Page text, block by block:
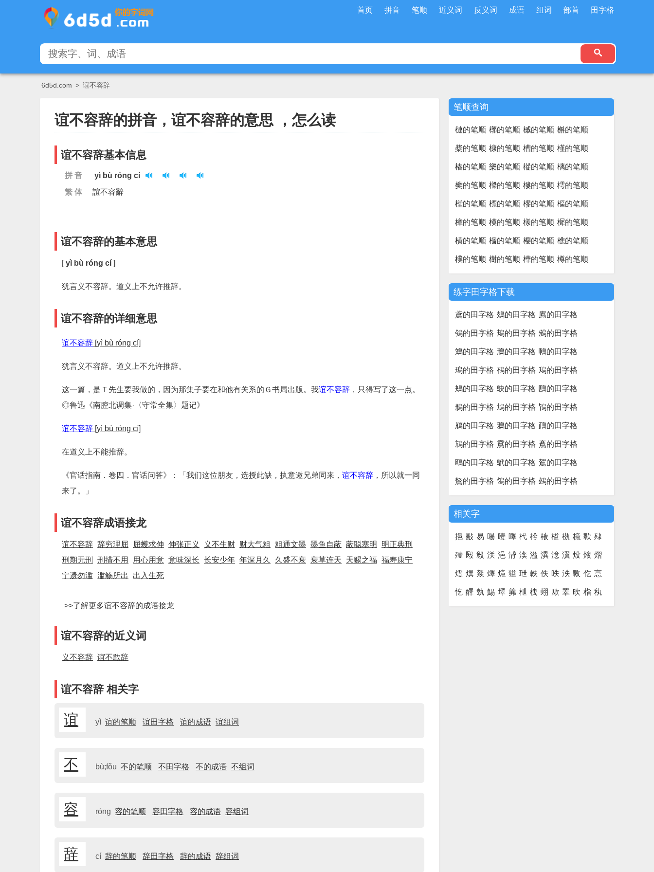
首页 拼音 笔顺 近义词 反义词 成语 组词 部首 田字格
6d5d.com > 谊不容辞
谊不容辞的拼音，谊不容辞的意思 ，怎么读
谊不容辞基本信息
拼 音
yì bù róng cí
繁 体
誼不容辭
谊不容辞的基本意思
[yì bù róng cí ]
犹言义不容辞。道义上不允许推辞。
谊不容辞的详细意思
谊不容辞 [yì bù róng cí]
犹言义不容辞。道义上不允许推辞。
这一篇，是Ｔ先生要我做的，因为那集子要在和他有关系的Ｇ书局出版。我谊不容辞 ，只得写了这一点。
◎鲁迅《南腔北调集·〈守常全集〉题记》
谊不容辞 [yì bù róng cí]
在道义上不能推辞。
《官话指南．卷四．官话问答》：「我们这位朋友，选授此缺，执意邀兄弟同来， 谊不容辞 ，所以就一同
来了。」
谊不容辞成语接龙
谊不容辞 辞穷理屈 屈蠖求伸 伸张正义 义不生财 财大气粗 粗通文墨 墨鱼自蔽 蔽聪塞明
明正典刑
刑期无刑
刑措不用 用心用意 意味深长 长安少年 年深月久 久盛不衰 衰草连天 天赐之福 福寿康宁
宁遗勿滥 滥觞所出 出入生死
>>了解更多谊不容辞的成语接龙
谊不容辞的近义词
义不容辞 谊不敢辞
谊不容辞 相关字
谊 yì 谊的笔顺 谊田字格 谊的成语 谊组词
不 bù;fǒu 不的笔顺 不田字格 不的成语 不组词
容 róng 容的笔顺 容田字格 容的成语 容组词
辞 cí 辞的笔顺 辞田字格 辞的成语 辞组词
笔顺查询
槤的笔顺 槨的笔顺 槭的笔顺 槲的笔顺
槳的笔顺 槺的笔顺 槽的笔顺 槿的笔顺
樁的笔顺 樂的笔顺 樅的笔顺 樆的笔顺
樊的笔顺 樑的笔顺 樓的笔顺 樗的笔顺
樘的笔顺 標的笔顺 樛的笔顺 樞的笔顺
樟的笔顺 模的笔顺 樣的笔顺 樨的笔顺
横的笔顺 樯的笔顺 樱的笔顺 樵的笔顺
樸的笔顺 樹的笔顺 樺的笔顺 樽的笔顺
练字田字格下载
鳶的田字格 鳷的田字格 鳸的田字格
鳹的田字格 鳺的田字格 鳻的田字格
鳼的田字格 鳽的田字格 鳾的田字格
鳿的田字格 鴀的田字格 鴁的田字格
鴂的田字格 鴃的田字格 鴄的田字格
鴅的田字格 鴆的田字格 鴇的田字格
鴈的田字格 鴉的田字格 鴊的田字格
鴋的田字格 鴌的田字格 鴍的田字格
鴎的田字格 鴏的田字格 鴐的田字格
鴑的田字格 鴒的田字格 鴓的田字格
相关字
挹 敡 易 晹 曀 曎 杙 枍 棭 榏 槸 檍 歝 殔
殪 殹 毅 浂 浥 浳 湙 溢 潩 澺 瀷 炈 焲 熠
熤 熼 燚 燡 燱 獈 玴 軼 佚 昳 泆 斁 仡 悥
忔 醳 埶 鯣 墿 羛 枻 栧 蛡 欭 睪 欥 栺 秇